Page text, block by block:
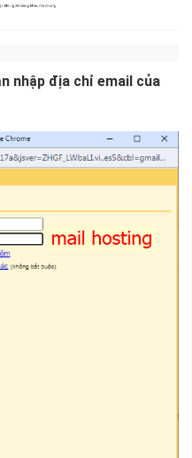
nhập địa chỉ email của